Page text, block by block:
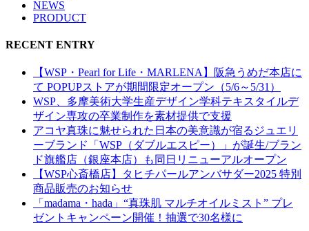
NEWS
PRODUCT
RECENT ENTRY
【WSP・Pearl for Life・MARLENA】阪急うめだ本店に
て POPUPストアが期間限定オープン（5/6～5/31）
WSP、多摩美術大学生産デザイン学科テキスタイルデ
ザイン専攻の卒業制作を素材提供で支援
アコヤ真珠に魅せられた日本の美意識が宿るジュエリ
ーブランド「WSP（ダブルエスピー）」が誕生/ブラン
ド旗艦店（銀座本店）も同日リニューアルオープン
【WSP心斎橋店】タヒチパールアンバサダー2025 特別
商品販売のお知らせ
「madama・hada」“真珠肌 マルチオイルミスト” プレ
ゼントキャンペーン開催！抽選で30名様に